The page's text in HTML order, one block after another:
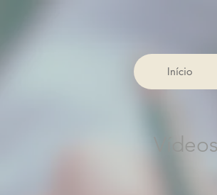
Início